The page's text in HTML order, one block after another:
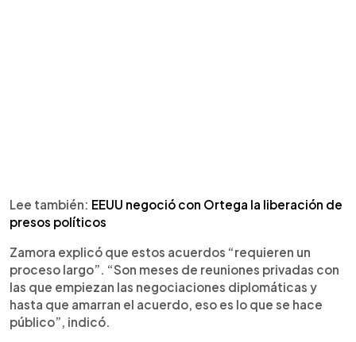
Lee también: EEUU negoció con Ortega la liberación de
presos políticos
Zamora explicó que estos acuerdos “requieren un
proceso largo”. “Son meses de reuniones privadas con
las que empiezan las negociaciones diplomáticas y
hasta que amarran el acuerdo, eso es lo que se hace
público”, indicó.